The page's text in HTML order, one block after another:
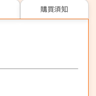
購買須知